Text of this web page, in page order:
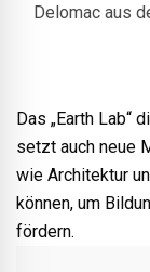
Delomac aus
Das „Earth Lab“
setzt auch neue
wie Architektur
können, um
fördern.